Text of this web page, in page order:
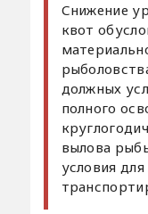
Снижение
квот
должных
полного
вылова
условия